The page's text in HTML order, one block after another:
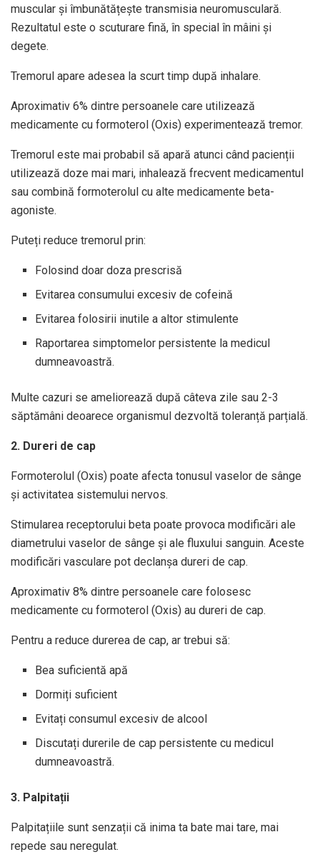
muscular și îmbunătățește transmisia neuromusculară.
Rezultatul este o scuturare fină, în special în mâini și
degete.
Tremorul apare adesea la scurt timp după inhalare.
Aproximativ 6% dintre persoanele care utilizează
medicamente cu formoterol (Oxis) experimentează tremor.
Tremorul este mai probabil să apară atunci când pacienții
utilizează doze mai mari, inhalează frecvent medicamentul
sau combină formoterolul cu alte medicamente beta-
agoniste.
Puteți reduce tremorul prin:
Folosind doar doza prescrisă
Evitarea consumului excesiv de cofeină
Evitarea folosirii inutile a altor stimulente
Raportarea simptomelor persistente la medicul
dumneavoastră.
Multe cazuri se ameliorează după câteva zile sau 2-3
săptămâni deoarece organismul dezvoltă toleranță parțială.
2. Dureri de cap
Formoterolul (Oxis) poate afecta tonusul vaselor de sânge
și activitatea sistemului nervos.
Stimularea receptorului beta poate provoca modificări ale
diametrului vaselor de sânge și ale fluxului sanguin. Aceste
modificări vasculare pot declanșa dureri de cap.
Aproximativ 8% dintre persoanele care folosesc
medicamente cu formoterol (Oxis) au dureri de cap.
Pentru a reduce durerea de cap, ar trebui să:
Bea suficientă apă
Dormiți suficient
Evitați consumul excesiv de alcool
Discutați durerile de cap persistente cu medicul
dumneavoastră.
3. Palpitații
Palpitațiile sunt senzații că inima ta bate mai tare, mai
repede sau neregulat.